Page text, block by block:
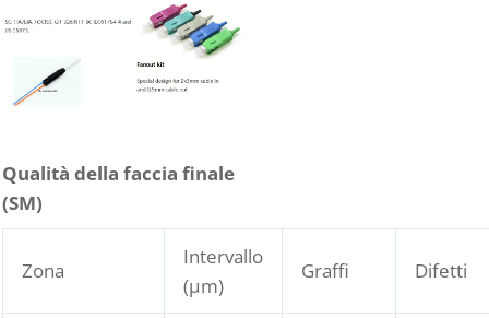
Qualità della faccia finale
(SM)
Zona
Intervallo
(μm)
Graffi Difetti